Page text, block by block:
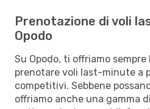
Prenotazione di voli
Opodo
Su Opodo, ti offriamo
prenotare voli last-minute a
competitivi. Sebbene
offriamo anche una gamma